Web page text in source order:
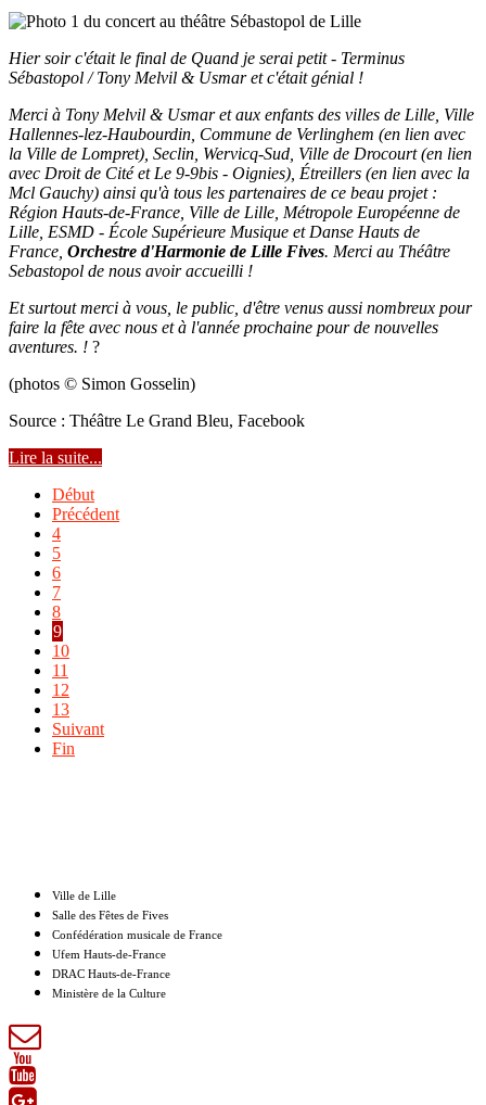
Hier soir c'était le final de Quand je serai petit - Terminus
Sébastopol / Tony Melvil & Usmar et c'était génial !
Merci à Tony Melvil & Usmar et aux enfants des villes de Lille, Ville
Hallennes-lez-Haubourdin, Commune de Verlinghem (en lien avec
la Ville de Lompret), Seclin, Wervicq-Sud, Ville de Drocourt (en lien
avec Droit de Cité et Le 9-9bis - Oignies), Étreillers (en lien avec la
Mcl Gauchy) ainsi qu'à tous les partenaires de ce beau projet :
Région Hauts-de-France, Ville de Lille, Métropole Européenne de
Lille, ESMD - École Supérieure Musique et Danse Hauts de
France, Orchestre d'Harmonie de Lille Fives. Merci au Théâtre
Sebastopol de nous avoir accueilli !
Et surtout merci à vous, le public, d'être venus aussi nombreux pour
faire la fête avec nous et à l'année prochaine pour de nouvelles
aventures. ! ?
(photos © Simon Gosselin)
Source : Théâtre Le Grand Bleu, Facebook
Lire la suite...
Début
Précédent
4
5
6
7
8
9
10
11
12
13
Suivant
Fin
Ville de Lille
Salle des Fêtes de Fives
Confédération musicale de France
Ufem Hauts-de-France
DRAC Hauts-de-France
Ministère de la Culture